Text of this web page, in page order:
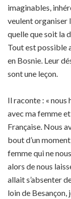
imaginables,
veulent organiser
quelle que soit la
Tout est possible
en Bosnie. Leur
sont une leçon.
Il raconte : « nous
avec ma femme
Française. Nous
bout d’un
femme qui ne
alors de nous
allait s’absenter
loin de Besançon,